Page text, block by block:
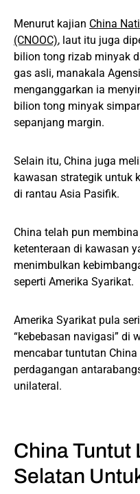
Menurut kajian China
(CNOOC), laut itu juga
bilion tong rizab minyak
gas asli, manakala
menganggarkan ia
bilion tong minyak
sepanjang margin.
Selain itu, China juga
kawasan strategik untuk
di rantau Asia Pasifik.
China telah pun
ketenteraan di kawasan
menimbulkan
seperti Amerika Syarikat.
Amerika Syarikat pula
“kebebasan navigasi” di
mencabar tuntutan
perdagangan
unilateral.
China Tuntut
Selatan